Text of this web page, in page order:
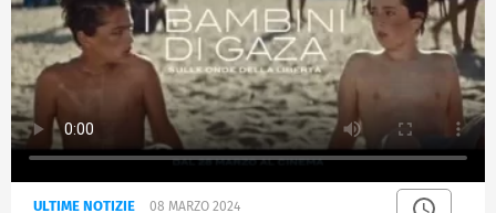
ULTIME NOTIZIE 08 MARZO 2024